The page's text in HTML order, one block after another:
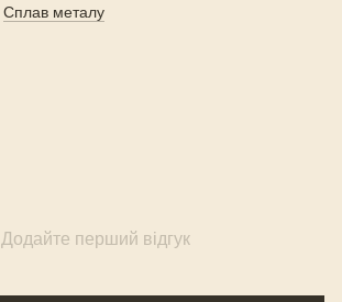
Сплав металу
Додайте перший відгук